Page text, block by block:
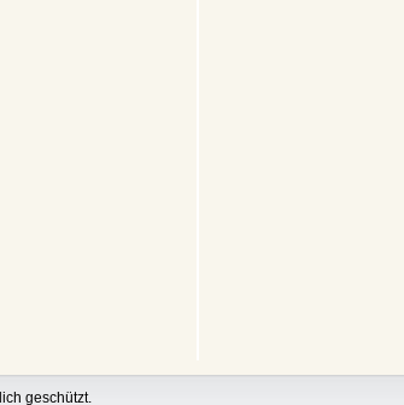
geschützt.